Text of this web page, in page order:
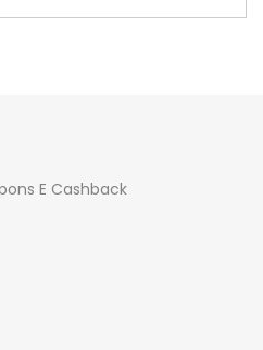
E Cashback